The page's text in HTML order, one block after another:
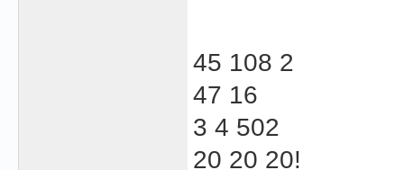
45 108 2
47 16
3 4 502
20 20 20!